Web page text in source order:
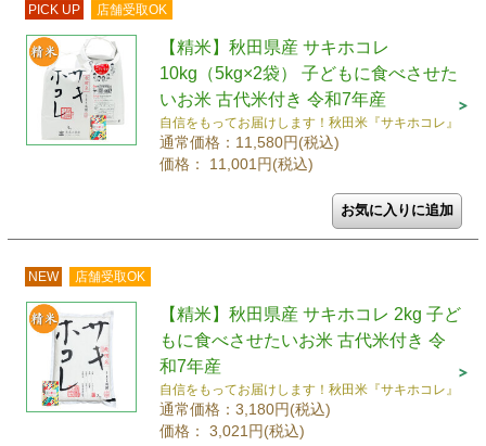
PICK UP 店舗受取OK
【精米】秋田県産 サキホコレ
10kg（5kg×2袋） 子どもに食べさせた
いお米 古代米付き 令和7年産
自信をもってお届けします！秋田米『サキホコレ』
通常価格：11,580円(税込)
価格： 11,001円(税込)
NEW 店舗受取OK
【精米】秋田県産 サキホコレ 2kg 子ど
もに食べさせたいお米 古代米付き 令
和7年産
自信をもってお届けします！秋田米『サキホコレ』
通常価格：3,180円(税込)
価格： 3,021円(税込)